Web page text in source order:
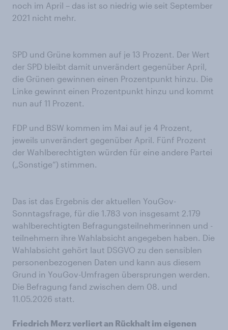
noch im April – das ist so niedrig wie seit September
2021 nicht mehr.
SPD und Grüne kommen auf je 13 Prozent. Der Wert
der SPD bleibt damit unverändert gegenüber April,
die Grünen gewinnen einen Prozentpunkt hinzu. Die
Linke gewinnt einen Prozentpunkt hinzu und kommt
nun auf 11 Prozent.
FDP und BSW kommen im Mai auf je 4 Prozent,
jeweils unverändert gegenüber April. Fünf Prozent
der Wahlberechtigten würden für eine andere Partei
(„Sonstige“) stimmen.
Das ist das Ergebnis der aktuellen YouGov-
Sonntagsfrage, für die 1.783 von insgesamt 2.179
wahlberechtigten Befragungsteilnehmerinnen und -
teilnehmern ihre Wahlabsicht angegeben haben. Die
Wahlabsicht gehört laut DSGVO zu den sensiblen
personenbezogenen Daten und kann aus diesem
Grund in YouGov-Umfragen übersprungen werden.
Die Befragung fand zwischen dem 08. und
11.05.2026 statt.
Friedrich Merz verliert an Rückhalt im eigenen